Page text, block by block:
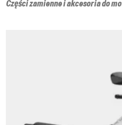
Części zamienne i akcesoria do